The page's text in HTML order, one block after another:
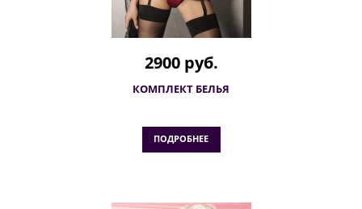
2900 руб.
КОМПЛЕКТ БЕЛЬЯ
ПОДРОБНЕЕ